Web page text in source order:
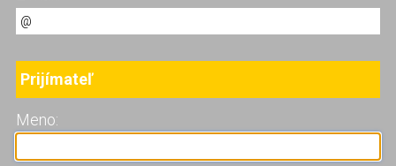
Prijímateľ
Meno: